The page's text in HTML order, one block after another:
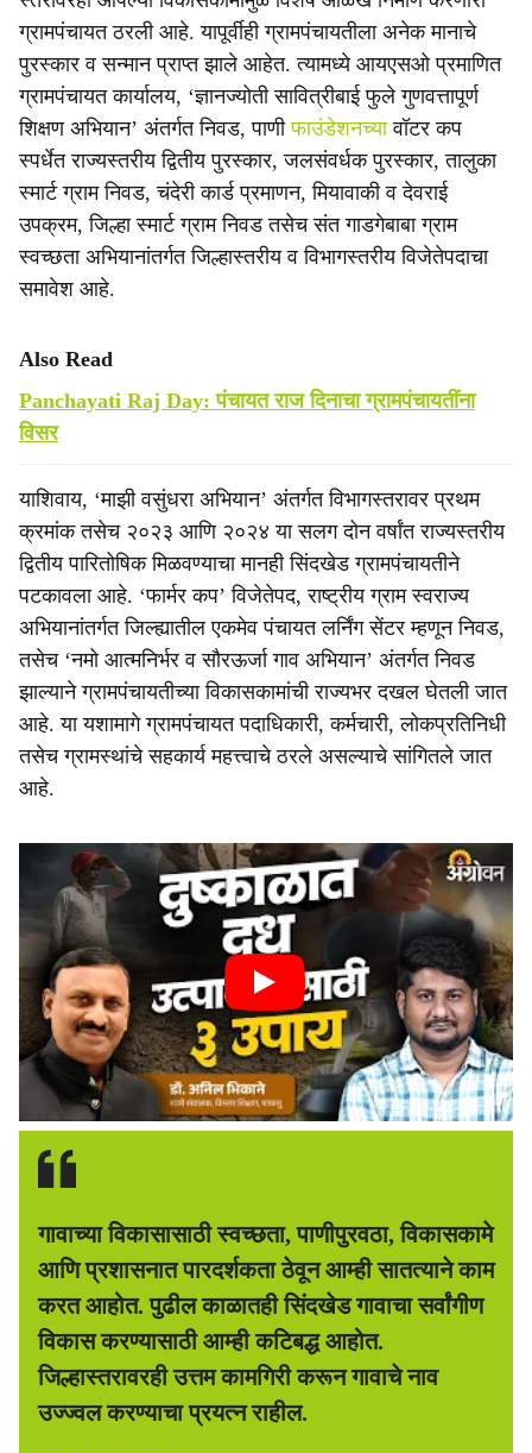
ग्रामपंचायत ठरली आहे. यापूर्वीही ग्रामपंचायतीला अनेक मानाचे
पुरस्कार व सन्मान प्राप्त झाले आहेत. त्यामध्ये आयएसओ प्रमाणित
ग्रामपंचायत कार्यालय, ‘ज्ञानज्योती सावित्रीबाई फुले गुणवत्तापूर्ण
शिक्षण अभियान’ अंतर्गत निवड, पाणीफाउंडेशनच्यावॉटर कप
स्पर्धेत राज्यस्तरीय द्वितीय पुरस्कार, जलसंवर्धक पुरस्कार, तालुका
स्मार्ट ग्राम निवड, चंदेरी कार्ड प्रमाणन, मियावाकी व देवराई
उपक्रम, जिल्हा स्मार्ट ग्राम निवड तसेच संत गाडगेबाबा ग्राम
स्वच्छता अभियानांतर्गत जिल्हास्तरीय व विभागस्तरीय विजेतेपदाचा
समावेश आहे.
Also Read
Panchayati Raj Day: पंचायत राज दिनाचा ग्रामपंचायतींना
विसर
याशिवाय, ‘माझी वसुंधरा अभियान’ अंतर्गत विभागस्तरावर प्रथम
क्रमांक तसेच २०२३ आणि २०२४ या सलग दोन वर्षांत राज्यस्तरीय
द्वितीय पारितोषिक मिळवण्याचा मानही सिंदखेड ग्रामपंचायतीने
पटकावला आहे. ‘फार्मर कप’ विजेतेपद, राष्ट्रीय ग्राम स्वराज्य
अभियानांतर्गत जिल्ह्यातील एकमेव पंचायत लर्निंग सेंटर म्हणून निवड,
तसेच ‘नमो आत्मनिर्भर व सौरऊर्जा गाव अभियान’ अंतर्गत निवड
झाल्याने ग्रामपंचायतीच्या विकासकामांची राज्यभर दखल घेतली जात
आहे. या यशामागे ग्रामपंचायत पदाधिकारी, कर्मचारी, लोकप्रतिनिधी
तसेच ग्रामस्थांचे सहकार्य महत्त्वाचे ठरले असल्याचे सांगितले जात
आहे.
गावाच्या विकासासाठी स्वच्छता, पाणीपुरवठा, विकासकामे
आणि प्रशासनात पारदर्शकता ठेवून आम्ही सातत्याने काम
करत आहोत. पुढील काळातही सिंदखेड गावाचा सर्वांगीण
विकास करण्यासाठी आम्ही कटिबद्ध आहोत.
जिल्हास्तरावरही उत्तम कामगिरी करून गावाचे नाव
उज्ज्वल करण्याचा प्रयत्न राहील.